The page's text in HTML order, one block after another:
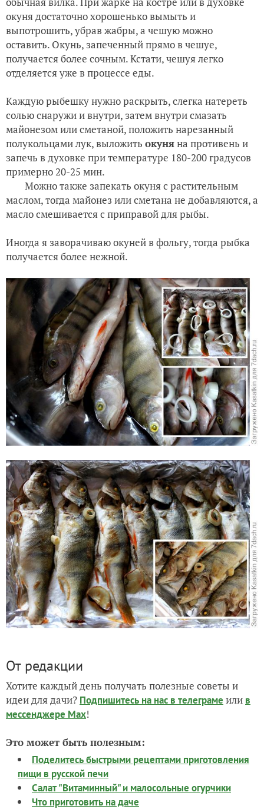
окуня достаточно хорошенько вымыть и
выпотрошить, убрав жабры, а чешую можно
оставить. Окунь, запеченный прямо в чешуе,
получается более сочным. Кстати, чешуя легко
отделяется уже в процессе еды.
Каждую рыбешку нужно раскрыть, слегка натереть
солью снаружи и внутри, затем внутри смазать
майонезом или сметаной, положить нарезанный
полукольцами лук, выложить окуняна противень и
запечь в духовке при температуре 180-200 градусов
примерно 20-25 мин.
Можно также запекать окуня с растительным
маслом, тогда майонез или сметана не добавляются, а
масло смешивается с приправой для рыбы.
Иногда я заворачиваю окуней в фольгу, тогда рыбка
получается более нежной.
От редакции
Хотите каждый день получать полезные советы и
идеи для дачи? Подпишитесь на нас в телеграме или в
мессенджере Max!
Это может быть полезным:
Поделитесь быстрыми рецептами приготовления
пищи в русской печи
Салат "Витаминный" и малосольные огурчики
Что приготовить на даче